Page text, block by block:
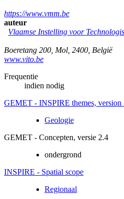
https://www.vmm.be
auteur
Vlaamse Instelling voor
Boeretang 200 Mol 2400 België
www.vito.be
Frequentie
indien nodig
GEMET - INSPIRE themes, version
Geologie
GEMET - Concepten, versie 2.4
ondergrond
INSPIRE - Spatial scope
Regionaal